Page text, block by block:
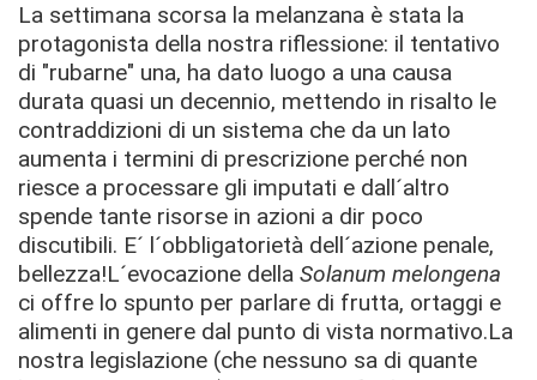
La settimana scorsa la melanzana è stata la
protagonista della nostra riflessione: il tentativo
di "rubarne" una, ha dato luogo a una causa
durata quasi un decennio, mettendo in risalto le
contraddizioni di un sistema che da un lato
aumenta i termini di prescrizione perché non
riesce a processare gli imputati e dall´altro
spende tante risorse in azioni a dir poco
discutibili. E´ l´obbligatorietà dell´azione penale,
bellezza!L´evocazione della Solanum melongena
ci offre lo spunto per parlare di frutta, ortaggi e
alimenti in genere dal punto di vista normativo.La
nostra legislazione (che nessuno sa di quante